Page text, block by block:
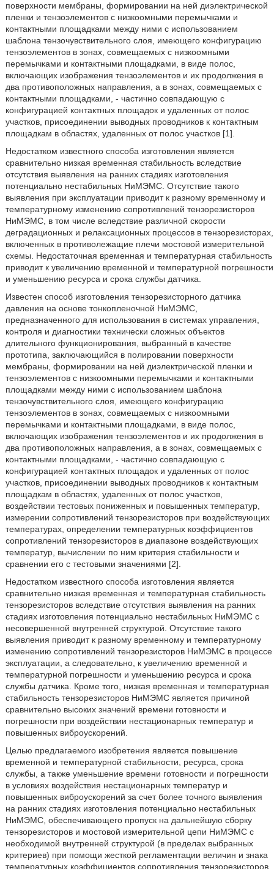
поверхности мембраны, формировании на ней диэлектрической
пленки и тензоэлементов с низкоомными перемычками и
контактными площадками между ними с использованием
шаблона тензочувствительного слоя, имеющего конфигурацию
тензоэлементов в зонах, совмещаемых с низкоомными
перемычками и контактными площадками, в виде полос,
включающих изображения тензоэлементов и их продолжения в
два противоположных направления, а в зонах, совмещаемых с
контактными площадками, - частично совпадающую с
конфигурацией контактных площадок и удаленных от полос
участков, присоединении выводных проводников к контактным
площадкам в областях, удаленных от полос участков [1].
Недостатком известного способа изготовления является
сравнительно низкая временная стабильность вследствие
отсутствия выявления на ранних стадиях изготовления
потенциально нестабильных НиМЭМС. Отсутствие такого
выявления при эксплуатации приводит к разному временному и
температурному изменению сопротивлений тензорезисторов
НиМЭМС, в том числе вследствие различной скорости
деградационных и релаксационных процессов в тензорезисторах,
включенных в противолежащие плечи мостовой измерительной
схемы. Недостаточная временная и температурная стабильность
приводит к увеличению временной и температурной погрешности
и уменьшению ресурса и срока службы датчика.
Известен способ изготовления тензорезисторного датчика
давления на основе тонкопленочной НиМЭМС,
предназначенного для использования в системах управления,
контроля и диагностики технически сложных объектов
длительного функционирования, выбранный в качестве
прототипа, заключающийся в полировании поверхности
мембраны, формировании на ней диэлектрической пленки и
тензоэлементов с низкоомными перемычками и контактными
площадками между ними с использованием шаблона
тензочувствительного слоя, имеющего конфигурацию
тензоэлементов в зонах, совмещаемых с низкоомными
перемычками и контактными площадками, в виде полос,
включающих изображения тензоэлементов и их продолжения в
два противоположных направления, а в зонах, совмещаемых с
контактными площадками, - частично совпадающую с
конфигурацией контактных площадок и удаленных от полос
участков, присоединении выводных проводников к контактным
площадкам в областях, удаленных от полос участков,
воздействии тестовых пониженных и повышенных температур,
измерении сопротивлений тензорезисторов при воздействующих
температурах, определении температурных коэффициентов
сопротивлений тензорезисторов в диапазоне воздействующих
температур, вычислении по ним критерия стабильности и
сравнении его с тестовыми значениями [2].
Недостатком известного способа изготовления является
сравнительно низкая временная и температурная стабильность
тензорезисторов вследствие отсутствия выявления на ранних
стадиях изготовления потенциально нестабильных НиМЭМС с
несовершенной внутренней структурой. Отсутствие такого
выявления приводит к разному временному и температурному
изменению сопротивлений тензорезисторов НиМЭМС в процессе
эксплуатации, а следовательно, к увеличению временной и
температурной погрешности и уменьшению ресурса и срока
службы датчика. Кроме того, низкая временная и температурная
стабильность тензорезисторов НиМЭМС является причиной
сравнительно высоких значений времени готовности и
погрешности при воздействии нестационарных температур и
повышенных виброускорений.
Целью предлагаемого изобретения является повышение
временной и температурной стабильности, ресурса, срока
службы, а также уменьшение времени готовности и погрешности
в условиях воздействия нестационарных температур и
повышенных виброускорений за счет более точного выявления
на ранних стадиях изготовления потенциально нестабильных
НиМЭМС, обеспечивающего пропуск на дальнейшую сборку
тензорезисторов и мостовой измерительной цепи НиМЭМС с
необходимой внутренней структурой (в пределах выбранных
критериев) при помощи жесткой регламентации величин и знака
температурных коэффициентов сопротивления тензорезисторов